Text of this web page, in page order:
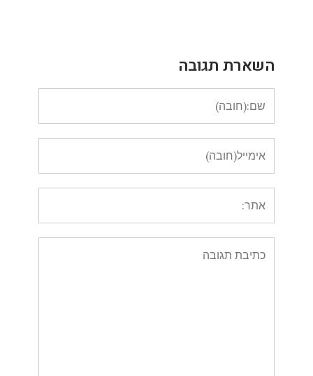
השארת תגובה